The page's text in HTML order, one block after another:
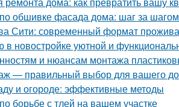
обшивке фасада дома: шаг за шагом
Сити: современный формат
в новостройке уютной и
и нюансам монтажа
— правильный выбор для вашего
и огороде: эффективные методы
борьбе с тлей на вашем участке